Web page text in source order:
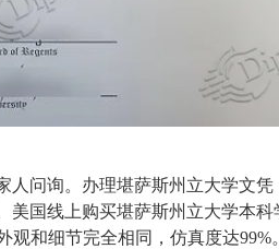
人问询。办理堪萨斯州立大学文
美国线上购买堪萨斯州立大学本
观和细节完全相同，仿真度达99%